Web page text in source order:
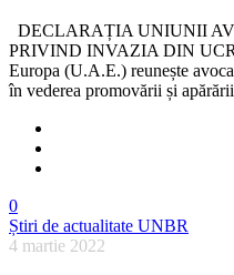
DECLARAȚIA UNIUNII
PRIVIND INVAZIA DIN
Europa (U.A.E.) reunește
în vederea promovării și
0
Știri de actualitate UNBR
4 martie 2022